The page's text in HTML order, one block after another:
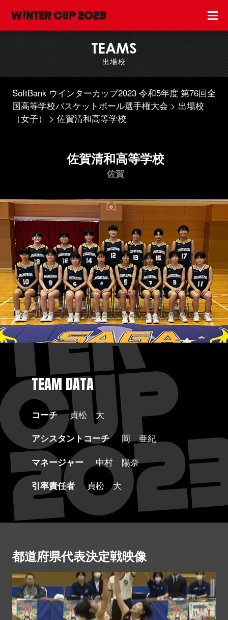
TEAMS
出場校
SoftBank ウインターカップ2023 令和5年度 第76回全
国高等学校バスケットボール選手権大会
出場校
（女子）
佐賀清和高等学校
佐賀清和高等学校
佐賀
TEAM DATA
コーチ
貞松 大
アシスタントコーチ
岡 亜紀
マネージャー
中村 陽奈
引率責任者
貞松 大
都道府県代表決定戦映像